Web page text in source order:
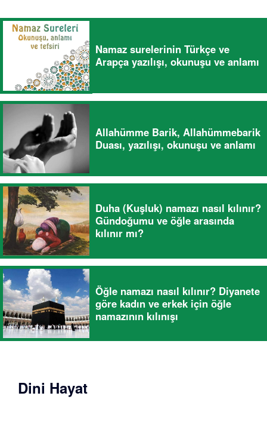
Namaz surelerinin Türkçe ve
Arapça yazılışı, okunuşu ve anlamı
Allahümme Barik, Allahümmebarik
Duası, yazılışı, okunuşu ve anlamı
Duha (Kuşluk) namazı nasıl kılınır?
Gündoğumu ve öğle arasında
kılınır mı?
Öğle namazı nasıl kılınır? Diyanete
göre kadın ve erkek için öğle
namazının kılınışı
Dini Hayat